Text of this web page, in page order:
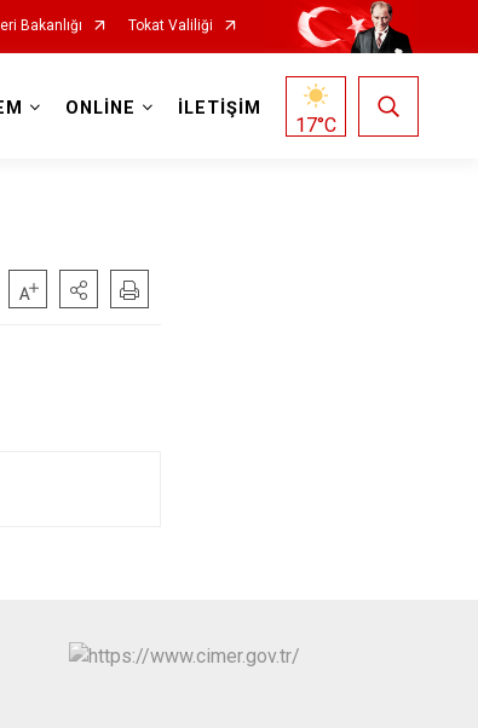
Bakanlığı Tokat Valiliği
ONLİNE İLETİŞİM
17°C